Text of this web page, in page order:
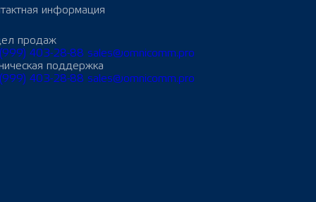
информация
продаж
403-28-88 sales@omnicomm.pro
поддержка
403-28-88 sales@omnicomm.pro